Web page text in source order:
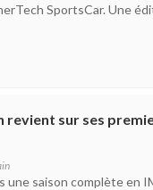
SportsCar. Une
revient sur ses
une saison complète en